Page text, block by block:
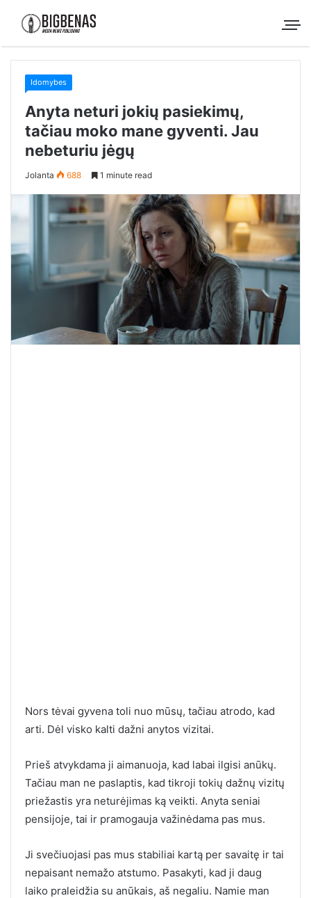
Idomybes
Anyta neturi jokių pasiekimų,
tačiau moko mane gyventi. Jau
nebeturiu jėgų
Jolanta 688 1 minute read
Nors tėvai gyvena toli nuo mūsų, tačiau atrodo, kad
arti. Dėl visko kalti dažni anytos vizitai.
Prieš atvykdama ji aimanuoja, kad labai ilgisi anūkų.
Tačiau man ne paslaptis, kad tikroji tokių dažnų vizitų
priežastis yra neturėjimas ką veikti. Anyta seniai
pensijoje, tai ir pramogauja važinėdama pas mus.
Ji svečiuojasi pas mus stabiliai kartą per savaitę ir tai
nepaisant nemažo atstumo. Pasakyti, kad ji daug
laiko praleidžia su anūkais, aš negaliu. Namie man